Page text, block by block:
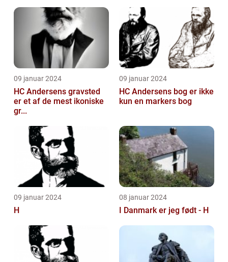
09 januar 2024
HC Andersens gravsted
er et af de mest ikoniske
gr...
09 januar 2024
HC Andersens bog er ikke
kun en markers bog
09 januar 2024
H
08 januar 2024
I Danmark er jeg født - H